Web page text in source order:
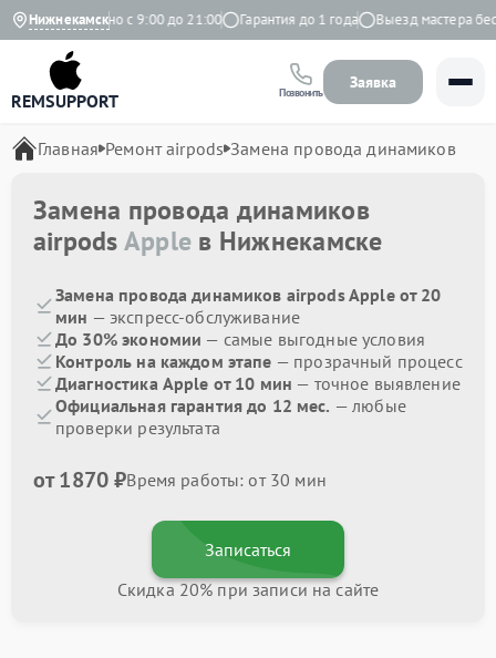
Нижнекамск
Ежедневно с 9:00 до 21:00 Гарантия до 1 года Выезд мастера
REMSUPPORT Позвонить
Заявка
Главная Ремонт airpods Замена провода динамиков
Замена провода динамиков
airpodsApple в Нижнекамске
Замена провода динамиков airpods Apple от 20
мин — экспресс-обслуживание
До 30% экономии — самые выгодные условия
Контроль на каждом этапе — прозрачный процесс
Диагностика Apple от 10 мин — точное выявление
Официальная гарантия до 12 мес. — любые
проверки результата
от 1870 ₽Время работы: от 30 мин
Записаться
Скидка 20% при записи на сайте